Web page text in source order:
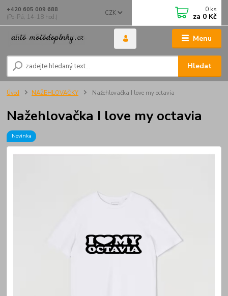
Menu
CZK
Hledat
+420 605 009 688
(Po-Pá, 14-18 hod.)
0 ks
za 0 Kč
Úvod NAŽEHLOVAČKY Nažehlovačka I love my octavia
Nažehlovačka I love my octavia
Novinka